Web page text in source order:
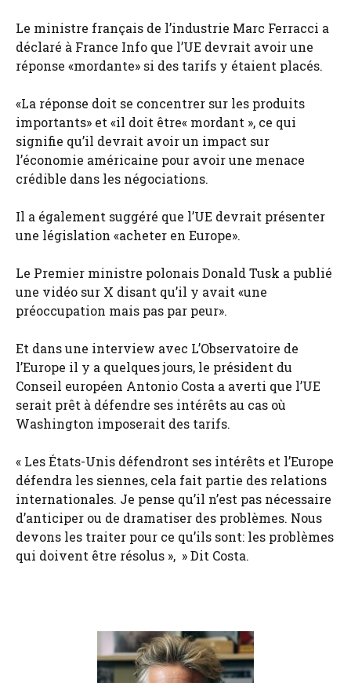
Le ministre français de l’industrie Marc Ferracci a
déclaré à France Info que l’UE devrait avoir une
réponse «mordante» si des tarifs y étaient placés.
«La réponse doit se concentrer sur les produits
importants» et «il doit être« mordant », ce qui
signifie qu’il devrait avoir un impact sur
l’économie américaine pour avoir une menace
crédible dans les négociations.
Il a également suggéré que l’UE devrait présenter
une législation «acheter en Europe».
Le Premier ministre polonais Donald Tusk a publié
une vidéo sur X disant qu’il y avait «une
préoccupation mais pas par peur».
Et dans une interview avec L’Observatoire de
l’Europe il y a quelques jours, le président du
Conseil européen Antonio Costa a averti que l’UE
serait prêt à défendre ses intérêts au cas où
Washington imposerait des tarifs.
« Les États-Unis défendront ses intérêts et l’Europe
défendra les siennes, cela fait partie des relations
internationales. Je pense qu’il n’est pas nécessaire
d’anticiper ou de dramatiser des problèmes. Nous
devons les traiter pour ce qu’ils sont: les problèmes
qui doivent être résolus », » Dit Costa.